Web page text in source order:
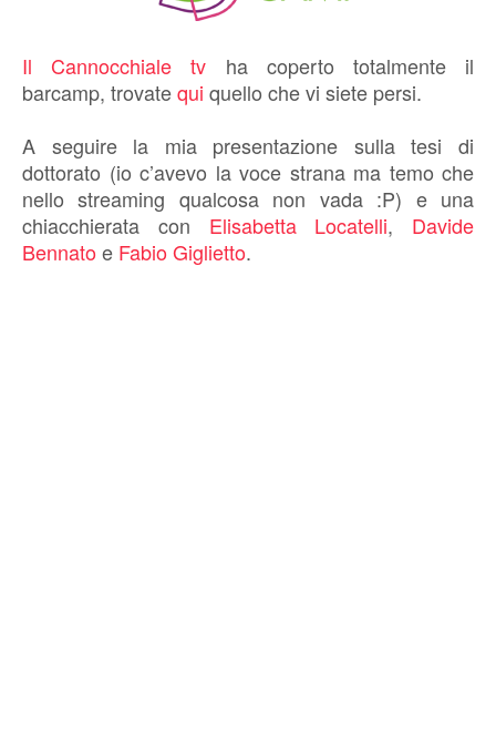
Il Cannocchiale tv ha coperto totalmente il
barcamp, trovatequi quello che vi siete persi.
A seguire la mia presentazione sulla tesi di
dottorato (io c’avevo la voce strana ma temo che
nello streaming qualcosa non vada :P) e una
chiacchierata con Elisabetta Locatelli, Davide
Bennatoe Fabio Giglietto.